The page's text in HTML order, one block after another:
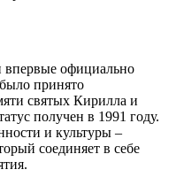
впервые официально
принято
святых Кирилла и
получен в 1991 году.
и культуры –
соединяет в себе